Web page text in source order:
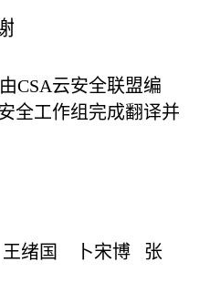
CSA云安全联盟编
全工作组完成翻译并
绪国 卜宋博 张